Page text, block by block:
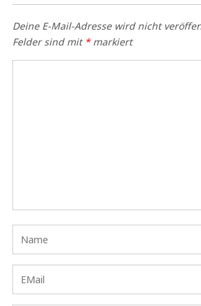
Deine E-Mail-Adresse wird nicht
Felder sind mit *markiert